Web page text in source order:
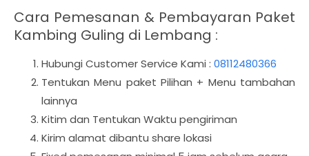
Cara Pemesanan & Pembayaran Paket
Kambing Guling di Lembang :
Hubungi Customer Service Kami : 08112480366
Tentukan Menu paket Pilihan + Menu tambahan
lainnya
Kitim dan Tentukan Waktu pengiriman
Kirim alamat dibantu share lokasi